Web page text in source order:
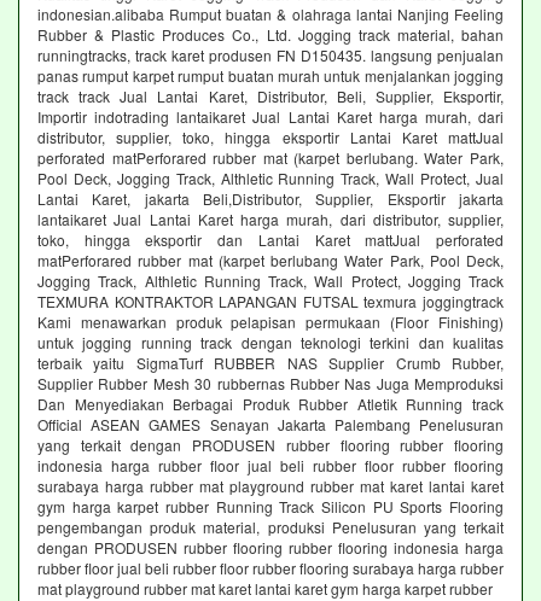
indonesian.alibaba Rumput buatan & olahraga lantai Nanjing Feeling
Rubber & Plastic Produces Co., Ltd. Jogging track material, bahan
runningtracks, track karet produsen FN D150435. langsung penjualan
panas rumput karpet rumput buatan murah untuk menjalankan jogging
track track Jual Lantai Karet, Distributor, Beli, Supplier, Eksportir,
Importir indotrading lantaikaret Jual Lantai Karet harga murah, dari
distributor, supplier, toko, hingga eksportir Lantai Karet mattJual
perforated matPerforared rubber mat (karpet berlubang. Water Park,
Pool Deck, Jogging Track, Althletic Running Track, Wall Protect, Jual
Lantai Karet, jakarta Beli,Distributor, Supplier, Eksportir jakarta
lantaikaret Jual Lantai Karet harga murah, dari distributor, supplier,
toko, hingga eksportir dan Lantai Karet mattJual perforated
matPerforared rubber mat (karpet berlubang Water Park, Pool Deck,
Jogging Track, Althletic Running Track, Wall Protect, Jogging Track
TEXMURA KONTRAKTOR LAPANGAN FUTSAL texmura joggingtrack
Kami menawarkan produk pelapisan permukaan (Floor Finishing)
untuk jogging running track dengan teknologi terkini dan kualitas
terbaik yaitu SigmaTurf RUBBER NAS Supplier Crumb Rubber,
Supplier Rubber Mesh 30 rubbernas Rubber Nas Juga Memproduksi
Dan Menyediakan Berbagai Produk Rubber Atletik Running track
Official ASEAN GAMES Senayan Jakarta Palembang Penelusuran
yang terkait dengan PRODUSEN rubber flooring rubber flooring
indonesia harga rubber floor jual beli rubber floor rubber flooring
surabaya harga rubber mat playground rubber mat karet lantai karet
gym harga karpet rubber Running Track Silicon PU Sports Flooring
pengembangan produk material, produksi Penelusuran yang terkait
dengan PRODUSEN rubber flooring rubber flooring indonesia harga
rubber floor jual beli rubber floor rubber flooring surabaya harga rubber
mat playground rubber mat karet lantai karet gym harga karpet rubber